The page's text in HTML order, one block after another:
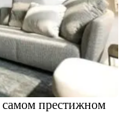
престижном